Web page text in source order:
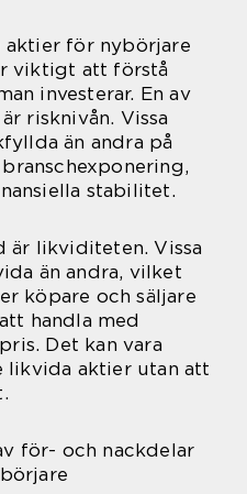
aktier för nybörjare
viktigt att förstå
investerar. En av
risknivån. Vissa
än andra på
stabilitet.
är likviditeten. Vissa
än andra, vilket
köpare och säljare
handla med
Det kan vara
likvida aktier utan att
för- och nackdelar